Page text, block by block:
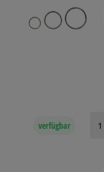
verfügbar